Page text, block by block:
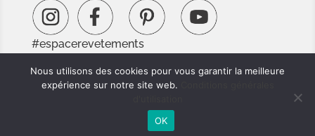
#espacerevetements
www.espacedoc.fr
www.signnaturedexception.com
Nous utilisons des cookies pour vous garantir la meilleure
expérience sur notre site web.
OK